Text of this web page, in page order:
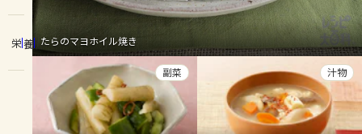
レシピ
トーク
よくあるお問い合わせ
栄養 たらのマヨホイル焼き
副菜 汁物